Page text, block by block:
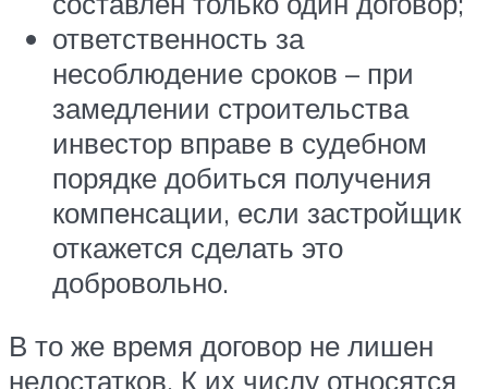
ответственность за
несоблюдение сроков – при
замедлении строительства
инвестор вправе в судебном
порядке добиться получения
компенсации, если застройщик
откажется сделать это
добровольно.
В то же время договор не лишен
недостатков. К их числу относятся